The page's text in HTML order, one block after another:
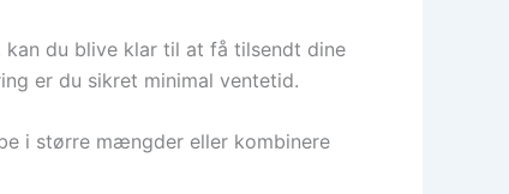
du blive klar til at få tilsendt dine
er du sikret minimal ventetid.
i større mængder eller kombinere